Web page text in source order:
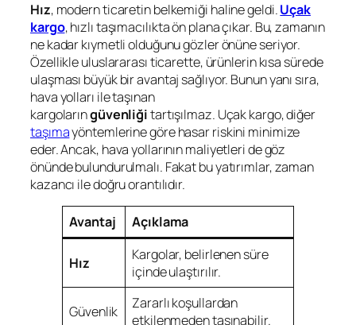
Hız, modern ticaretin belkemiği haline geldi.Uçak
kargo, hızlı taşımacılıkta ön plana çıkar. Bu, zamanın
ne kadar kıymetli olduğunu gözler önüne seriyor.
Özellikle uluslararası ticarette, ürünlerin kısa sürede
ulaşması büyük bir avantaj sağlıyor. Bunun yanı sıra,
hava yolları ile taşınan
kargolarıngüvenliğitartışılmaz. Uçak kargo, diğer
taşımayöntemlerine göre hasar riskini minimize
eder. Ancak, hava yollarının maliyetleri de göz
önünde bulundurulmalı. Fakat bu yatırımlar, zaman
kazancı ile doğru orantılıdır.
Avantaj Açıklama
Hız
Kargolar, belirlenen süre
içinde ulaştırılır.
Güvenlik
Zararlı koşullardan
etkilenmeden taşınabilir.